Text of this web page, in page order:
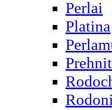
Perlai
Platina